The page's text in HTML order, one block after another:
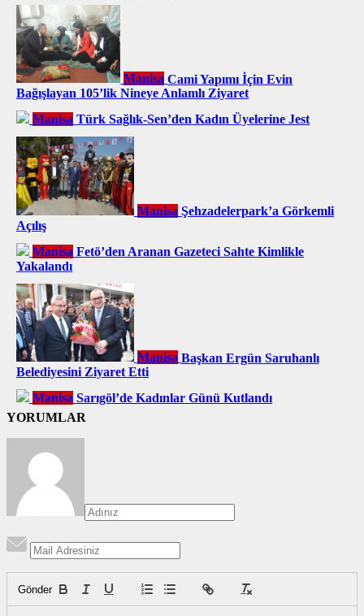
Manisa Cami Yapımı İçin Evin
Bağışlayan 105’lik Nineye Anlamlı Ziyaret
Manisa Türk Sağlık-Sen’den Kadın Üyelerine Jest
Manisa Şehzadelerpark’a Görkemli
Açılış
Manisa Fetö’den Aranan Gazeteci Sahte Kimlikle
Yakalandı
Manisa Başkan Ergün Saruhanlı
Belediyesini Ziyaret Etti
Manisa Sarıgöl’de Kadınlar Günü Kutlandı
YORUMLAR
Gönder